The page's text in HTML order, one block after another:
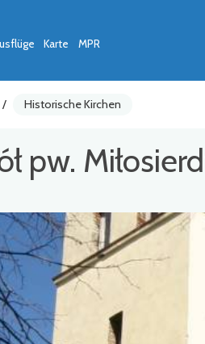
Karte MPR
/ Historische Kirchen
pw.